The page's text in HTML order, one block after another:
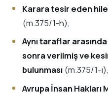
Karara tesir eden
(m.375/1-h),
Aynı taraflar
sonra verilmiş ve
bulunması(m.375/1-ı),
Avrupa İnsan Hakları